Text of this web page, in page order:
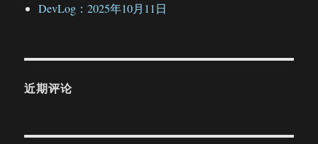
DevLog：2025年10月11日
近期评论